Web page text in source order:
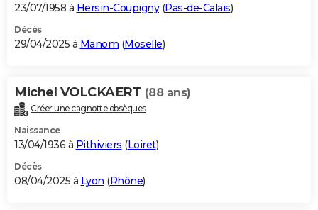
23/07/1958 à Hersin-Coupigny(Pas-de-Calais)
Décès
29/04/2025 à Manom (Moselle)
Michel VOLCKAERT (88 ans)
Créer une cagnotte obsèques
Naissance
13/04/1936 à Pithiviers (Loiret)
Décès
08/04/2025 à Lyon (Rhône)